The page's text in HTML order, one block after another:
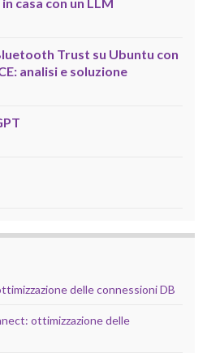
Trust su Ubuntu con
analisi e soluzione
delle connessioni DB
ottimizzazione delle